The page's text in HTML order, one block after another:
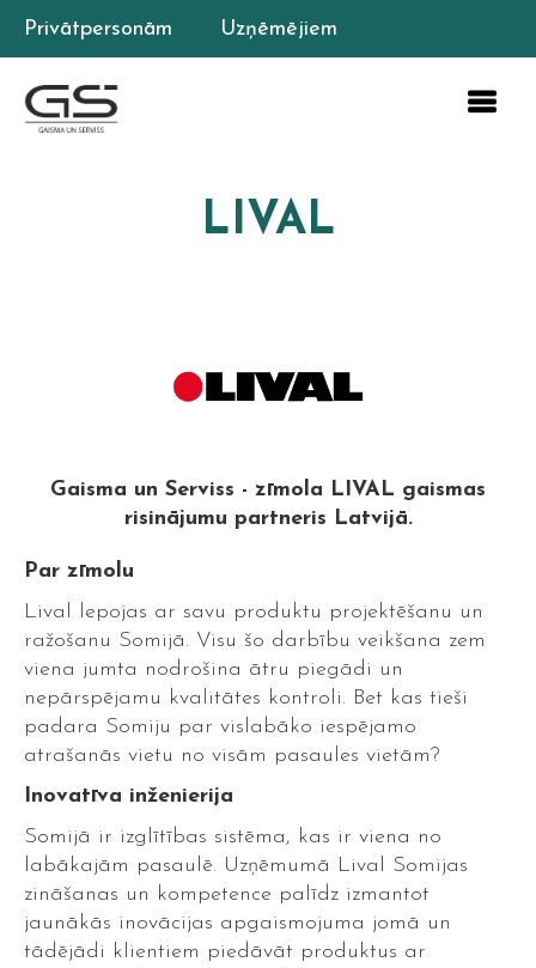
Privātpersonām Uzņēmējiem
LIVAL
Gaisma un Serviss - zīmola LIVAL gaismas
risinājumu partneris Latvijā.
Par zīmolu
Lival lepojas ar savu produktu projektēšanu un
ražošanu Somijā. Visu šo darbību veikšana zem
viena jumta nodrošina ātru piegādi un
nepārspējamu kvalitātes kontroli. Bet kas tieši
padara Somiju par vislabāko iespējamo
atrašanās vietu no visām pasaules vietām?
Inovatīva inženierija
Somijā ir izglītības sistēma, kas ir viena no
labākajām pasaulē. Uzņēmumā Lival Somijas
zināšanas un kompetence palīdz izmantot
jaunākās inovācijas apgaismojuma jomā un
tādējādi klientiem piedāvāt produktus ar